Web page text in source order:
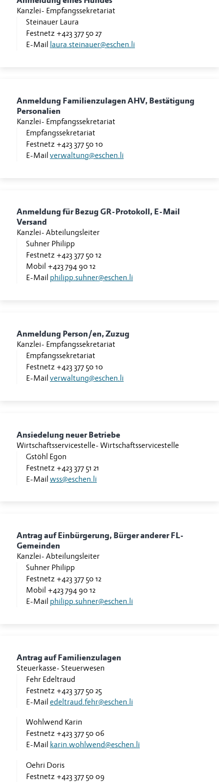
Kanzlei- Empfangssekretariat
Steinauer Laura
Festnetz +423 377 50 27
E-Mail laura.steinauer@eschen.li
Anmeldung Familienzulagen AHV, Bestätigung
Personalien
Kanzlei- Empfangssekretariat
Empfangssekretariat
Festnetz +423 377 50 10
E-Mail verwaltung@eschen.li
Anmeldung für Bezug GR-Protokoll, E-Mail
Versand
Kanzlei- Abteilungsleiter
Suhner Philipp
Festnetz +423 377 50 12
Mobil +423 794 90 12
E-Mail philipp.suhner@eschen.li
Anmeldung Person/en, Zuzug
Kanzlei- Empfangssekretariat
Empfangssekretariat
Festnetz +423 377 50 10
E-Mail verwaltung@eschen.li
Ansiedelung neuer Betriebe
Wirtschaftsservicestelle- Wirtschaftsservicestelle
Gstöhl Egon
Festnetz +423 377 51 21
E-Mail wss@eschen.li
Antrag auf Einbürgerung, Bürger anderer FL-
Gemeinden
Kanzlei- Abteilungsleiter
Suhner Philipp
Festnetz +423 377 50 12
Mobil +423 794 90 12
E-Mail philipp.suhner@eschen.li
Antrag auf Familienzulagen
Steuerkasse- Steuerwesen
Fehr Edeltraud
Festnetz +423 377 50 25
E-Mail edeltraud.fehr@eschen.li
Wohlwend Karin
Festnetz +423 377 50 06
E-Mail karin.wohlwend@eschen.li
Oehri Doris
Festnetz +423 377 50 09